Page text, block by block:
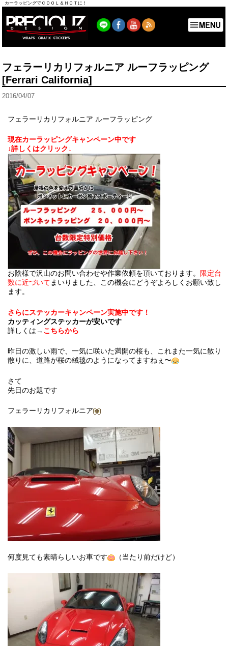
カーラッピングでＣＯＯＬ＆ＨＯＴに！
フェラーリカリフォルニア ルーフラッピング
[Ferrari California]
2016/04/07
フェラーリカリフォルニア ルーフラッピング
現在カーラッピングキャンペーン中です
↓詳しくはクリック↓
お陰様で沢山のお問い合わせや作業依頼を頂いております。 限定台
数に近づいてまいりました、この機会にどうぞよろしくお願い致し
ます。
さらにステッカーキャンペーン実施中です！
カッティングステッカーが安いです
詳しくは→ こちらから
昨日の激しい雨で、一気に咲いた満開の桜も、これまた一気に散り
散りに、道路が桜の絨毯のようになってますねぇ〜
さて
先日のお題です
フェラーリカリフォルニア
何度見ても素晴らしいお車です （当たり前だけど）